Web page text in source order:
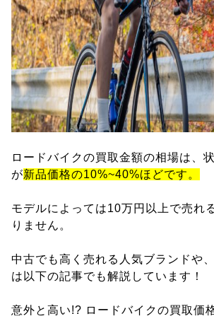
ロードバイクの買取金額の相場は、
が新品価格の10%~40%ほどです。
モデルによっては10万円以上で売れ
りません。
中古でも高く売れる人気ブランドや
は以下の記事でも解説しています！
意外と高い!? ロードバイクの買取価